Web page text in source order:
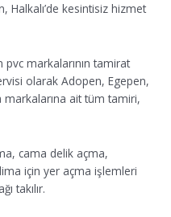
kesintisiz hizmet
pvc markalarının tamirat
olarak Adopen, Egepen,
markalarına ait tüm tamiri,
cama delik açma,
için yer açma işlemleri
takılır.